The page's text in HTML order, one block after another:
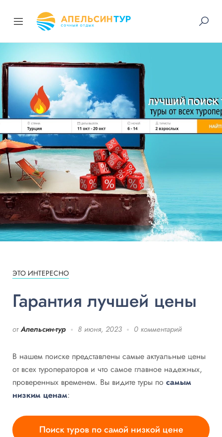
ЭТО ИНТЕРЕСНО
Гарантия лучшей цены
от Апельсин-тур 8 июня, 2023 0 комментарий
В нашем поиске представлены самые актуальные цены
от всех туроператоров и что самое главное надежных,
проверенных временем. Вы видите туры по самым
низким ценам:
Поиск туров по самой низкой цене